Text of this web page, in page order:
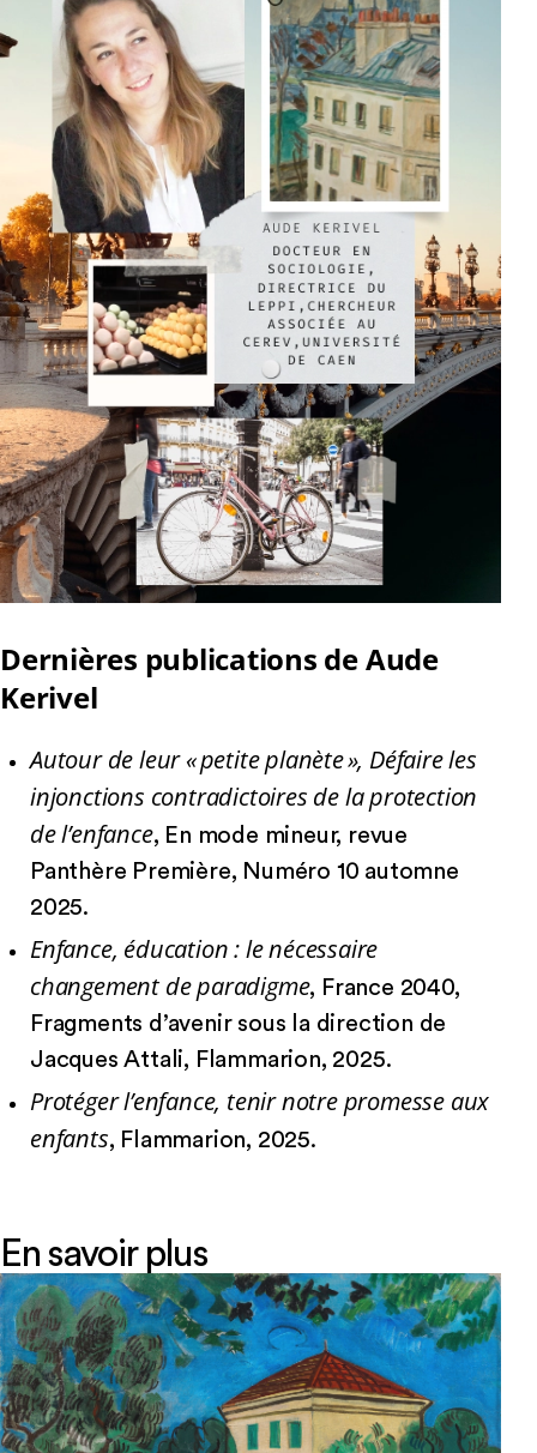
Dernières publications de Aude
Kerivel
Autour de leur « petite planète », Défaire les
injonctions contradictoires de la protection
de l’enfance, En mode mineur, revue
Panthère Première, Numéro 10 automne
2025.
Enfance, éducation : le nécessaire
changement de paradigme, France 2040,
Fragments d’avenir sous la direction de
Jacques Attali, Flammarion, 2025.
Protéger l’enfance, tenir notre promesse aux
enfants, Flammarion, 2025.
En savoir plus